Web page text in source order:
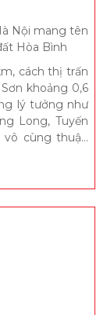
Nội mang tên
Hòa Bình
cách thị trấn
khoảng 0,6
lý tưởng như
Long, Tuyến
vô cùng thuận
trong lành,
đá vôi và hang
ngoạn mục,
hồ nhân